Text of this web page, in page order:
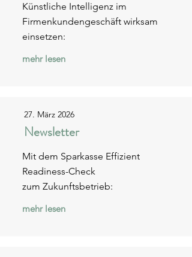
Künstliche Intelligenz im
Firmenkundengeschäft wirksam
einsetzen:
mehr lesen
27. März 2026
Newsletter
Mit dem Sparkasse Effizient
Readiness-Check
zum Zukunftsbetrieb:
mehr lesen